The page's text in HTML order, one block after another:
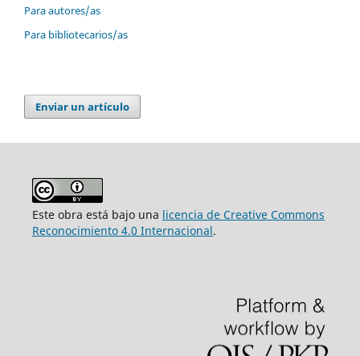
Para autores/as
Para bibliotecarios/as
Enviar un artículo
Este obra está bajo una licencia de Creative Commons
Reconocimiento 4.0 Internacional.